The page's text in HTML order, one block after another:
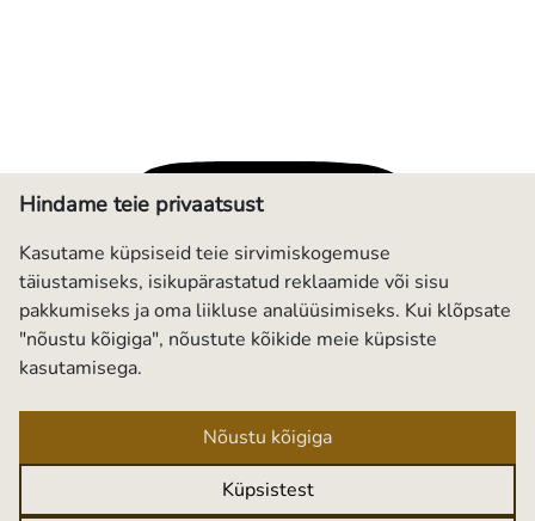
Hindame teie privaatsust
Kasutame küpsiseid teie sirvimiskogemuse
täiustamiseks, isikupärastatud reklaamide või sisu
pakkumiseks ja oma liikluse analüüsimiseks. Kui klõpsate
"nõustu kõigiga", nõustute kõikide meie küpsiste
kasutamisega.
Nõustu kõigiga
Küpsistest